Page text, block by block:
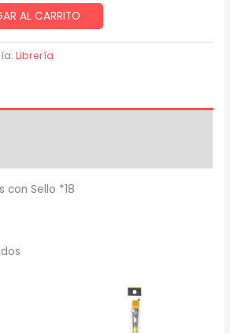
AL CARRITO
Librería
con Sello *18